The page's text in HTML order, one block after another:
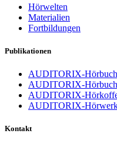
Hörwelten
Materialien
Fortbildungen
Publikationen
AUDITORIX-
AUDITORIX-
AUDITORIX-
AUDITORIX-
Kontakt